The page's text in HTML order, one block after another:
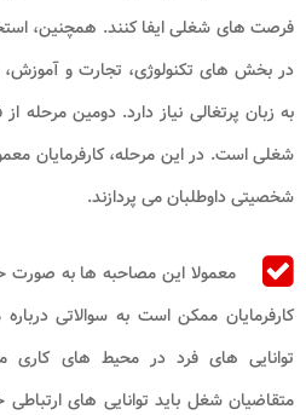
فرصت های شغلی ایفا کنند. همچنین،
در بخش های تکنولوژی، تجارت و آموزش،
به زبان پرتغالی نیاز دارد. دومین مرحله از
شغلی است. در این مرحله، کارفرمایان
شخصیتی داوطلبان می پردازند.
معمولا این مصاحبه ها به صورت
کارفرمایان ممکن است به سوالاتی
توانایی های فرد در محیط های کاری
متقاضیان شغل باید توانایی های